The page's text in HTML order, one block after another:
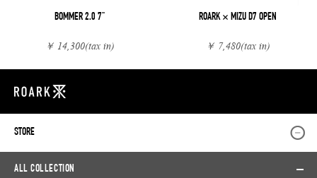
BOMMER 2.0 7"
￥ 14,300(tax in)
ROARK × MIZU D7 OPEN
￥ 7,480(tax in)
STORE
ALL COLLECTION